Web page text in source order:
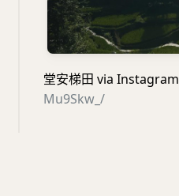
堂安梯田 via Instagram
Mu9Skw_/